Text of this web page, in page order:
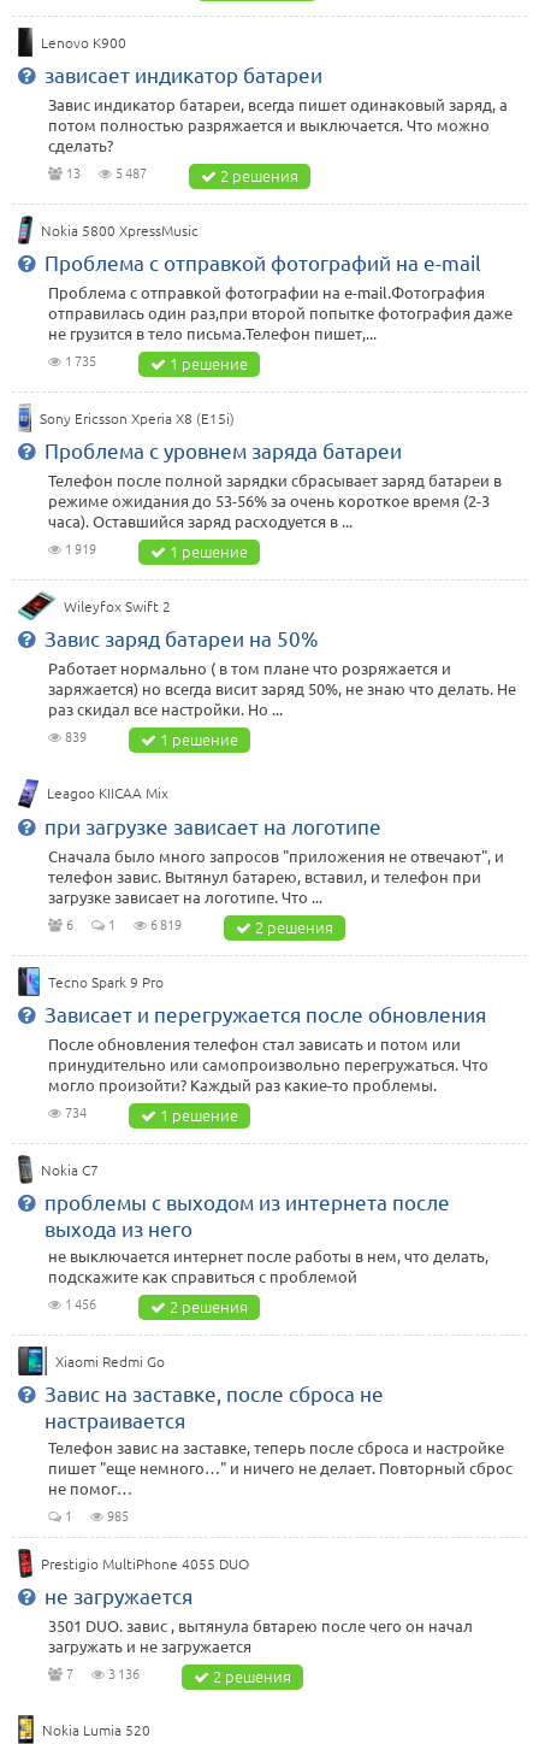
Lenovo K900
зависает индикатор батареи
Завис индикатор батареи, всегда пишет одинаковый заряд, а
потом полностью разряжается и выключается. Что можно
сделать?
13 5 487 2 решения
Nokia 5800 XpressMusic
Проблема с отправкой фотографий на e-mail
Проблема с отправкой фотографии на e-mail.Фотография
отправилась один раз,при второй попытке фотография даже
не грузится в тело письма.Телефон пишет,...
1 735 1 решение
Sony Ericsson Xperia X8 (E15i)
Проблема с уровнем заряда батареи
Телефон после полной зарядки сбрасывает заряд батареи в
режиме ожидания до 53-56% за очень короткое время (2-3
часа). Оставшийся заряд расходуется в ...
1 919 1 решение
Wileyfox Swift 2
Завис заряд батареи на 50%
Работает нормально ( в том плане что розряжается и
заряжается) но всегда висит заряд 50%, не знаю что делать. Не
раз скидал все настройки. Но ...
839 1 решение
Leagoo KIICAA Mix
при загрузке зависает на логотипе
Сначала было много запросов "приложения не отвечают", и
телефон завис. Вытянул батарею, вставил, и телефон при
загрузке зависает на логотипе. Что ...
6 1 6 819 2 решения
Tecno Spark 9 Pro
Зависает и перегружается после обновления
После обновления телефон стал зависать и потом или
принудительно или самопроизвольно перегружаться. Что
могло произойти? Каждый раз какие-то проблемы.
734 1 решение
Nokia C7
проблемы с выходом из интернета после
выхода из него
не выключается интернет после работы в нем, что делать,
подскажите как справиться с проблемой
1 456 2 решения
Xiaomi Redmi Go
Завис на заставке, после сброса не
настраивается
Телефон завис на заставке, теперь после сброса и настройке
пишет "еще немного…" и ничего не делает. Повторный сброс
не помог…
1 985
Prestigio MultiPhone 4055 DUO
не загружается
3501 DUO. завис , вытянула бвтарею после чего он начал
загружать и не загружается
7 3 136 2 решения
Nokia Lumia 520